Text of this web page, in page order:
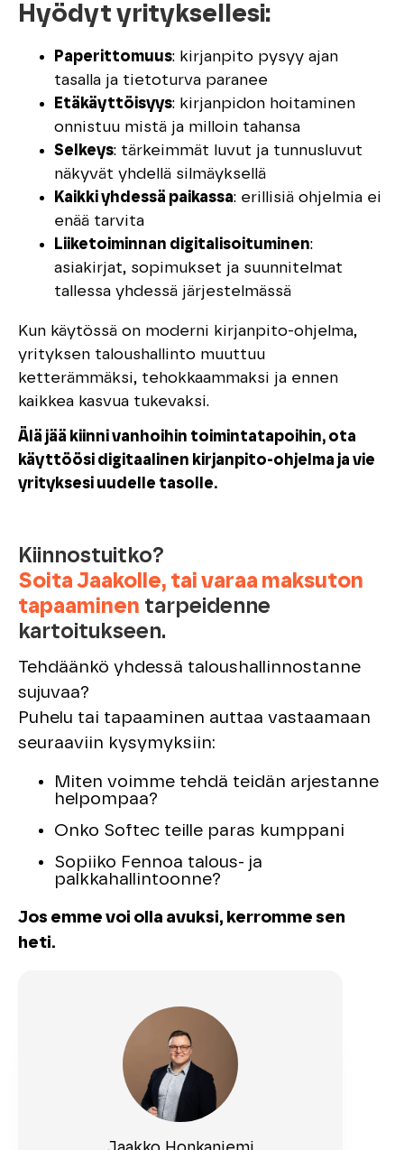
Hyödyt yrityksellesi:
Paperittomuus: kirjanpito pysyy ajan
tasalla ja tietoturva paranee
Etäkäyttöisyys: kirjanpidon hoitaminen
onnistuu mistä ja milloin tahansa
Selkeys: tärkeimmät luvut ja tunnusluvut
näkyvät yhdellä silmäyksellä
Kaikki yhdessä paikassa: erillisiä ohjelmia ei
enää tarvita
Liiketoiminnan digitalisoituminen:
asiakirjat, sopimukset ja suunnitelmat
tallessa yhdessä järjestelmässä
Kun käytössä on moderni kirjanpito-ohjelma,
yrityksen taloushallinto muuttuu
ketterämmäksi, tehokkaammaksi ja ennen
kaikkea kasvua tukevaksi.
Älä jää kiinni vanhoihin toimintatapoihin, ota
käyttöösi digitaalinen kirjanpito-ohjelma ja vie
yrityksesi uudelle tasolle.
Kiinnostuitko?
Soita Jaakolle, tai varaa maksuton
tapaaminen tarpeidenne
kartoitukseen.
Tehdäänkö yhdessä taloushallinnostanne
sujuvaa?
Puhelu tai tapaaminen auttaa vastaamaan
seuraaviin kysymyksiin:
Miten voimme tehdä teidän arjestanne
helpompaa?
Onko Softec teille paras kumppani
Sopiiko Fennoa talous- ja
palkkahallintoonne?
Jos emme voi olla avuksi, kerromme sen
heti.